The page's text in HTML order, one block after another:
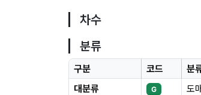
차수
분류
구분 코드
분
대분류
G
도